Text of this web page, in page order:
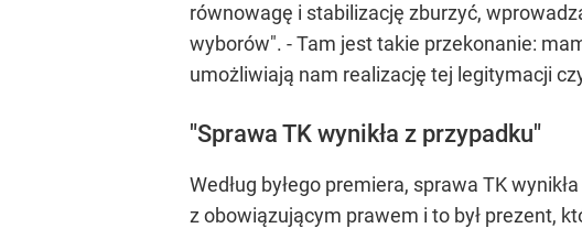
równowagę i stabilizację zburzyć,
wyborów". - Tam jest takie przekonanie:
umożliwiają nam realizację tej legitymacji
"Sprawa TK wynikła z przypadku"
Według byłego premiera, sprawa TK
z obowiązującym prawem i to był prezent,